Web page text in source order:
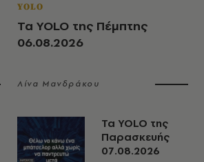
YOLO
Τα YOLO της Πέμπτης
06.08.2026
Λίνα Μανδράκου
Τα YOLO της
Παρασκευής
07.08.2026